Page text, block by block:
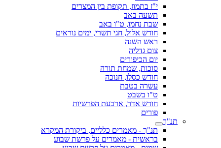
י"ז בתמוז, תקופת בין המצרים
תשעה באב
שבת נחמו, ט"ו באב
חודש אלול, חגי תשרי, ימים נוראים
ראש השנה
צום גדליה
יום הכיפורים
סוכות, שמחת תורה
חודש כסלו, חנוכה
עשרה בטבת
ט"ו בשבט
חודש אדר, ארבעת הפרשיות
פורים
תנ"ך
תנ"ך - מאמרים כלליים, ביקורת המקרא
בראשית - מאמרים על פרשת שבוע